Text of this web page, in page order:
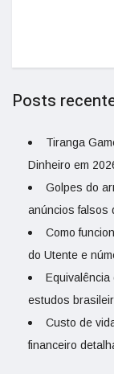
Posts
Tiranga
Dinheiro em
Golpes do
anúncios falsos
Como
do Utente e
Equivalência
estudos
Custo de
financeiro